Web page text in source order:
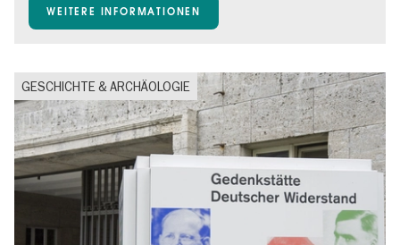
Gratis
Kinder
Ticket-Tipp
WEITERE INFORMATIONEN
GESCHICHTE & ARCHÄOLOGIE